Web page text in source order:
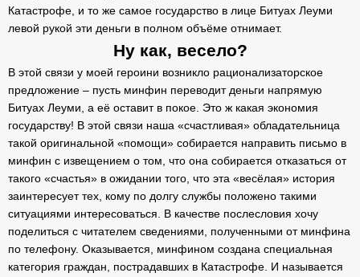
Катастрофе, и то же самое государство в лице Битуах Леуми
левой рукой эти деньги в полном объёме отнимает.
Ну как, весело?
В этой связи у моей героини возникло рационализаторское
предложение – пусть минфин переводит деньги напрямую
Битуах Леуми, а её оставит в покое. Это ж какая экономия
государству! В этой связи наша «счастливая» обладательница
такой оригинальной «помощи» собирается направить письмо в
минфин с извещением о том, что она собирается отказаться от
такого «счастья» в ожидании того, что эта «весёлая» история
заинтересует тех, кому по долгу службы положено такими
ситуациями интересоваться. В качестве послесловия хочу
поделиться с читателем сведениями, полученными от минфина
по телефону. Оказывается, минфином создана специальная
категория граждан, пострадавших в Катастрофе. И называется